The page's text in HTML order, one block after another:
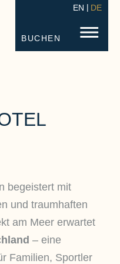
FISCHLAND
BUCHEN
EN DE
begeistert mit
und traumhaften
am Meer erwartet
– eine
Familien, Sportler